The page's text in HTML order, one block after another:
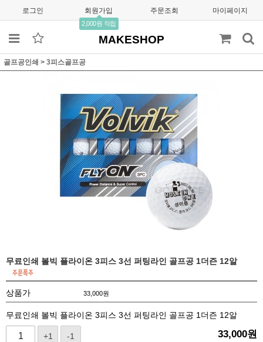
로그인 회원가입
2,000원 적립
주문조회 마이페이지
MAKESHOP
골프공인쇄 > 3피스골프공
무료인쇄 볼빅 플라이온 3피스 3선 퍼팅라인 골프공 1더즌 12알
상품가 33,000원
무료인쇄 볼빅 플라이온 3피스 3선 퍼팅라인 골프공 1더즌 12알
+1 -1 33,000원